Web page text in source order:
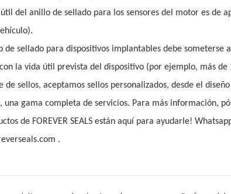
del anillo de sellado para los sensores del motor es de
de sellado para dispositivos implantables debe
la vida útil prevista del dispositivo (por ejemplo, más de
de sellos, aceptamos sellos personalizados, desde el
una gama completa de servicios. Para más información,
de FOREVER SEALS están aquí para ayudarle!
.